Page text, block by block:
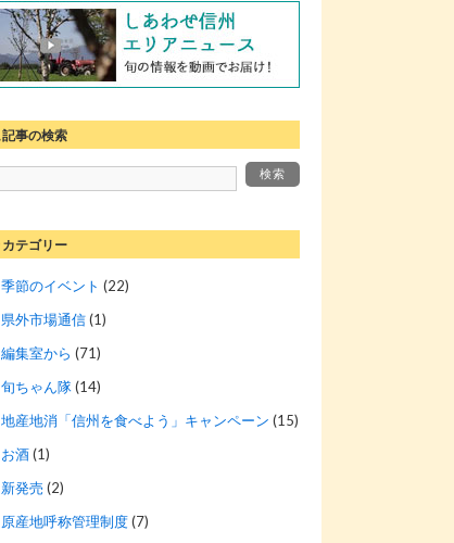
記事の検索
カテゴリー
季節のイベント (22)
県外市場通信(1)
編集室から (71)
旬ちゃん隊(14)
地産地消「信州を食べよう」キャンペーン (15)
お酒(1)
新発売 (2)
原産地呼称管理制度(7)